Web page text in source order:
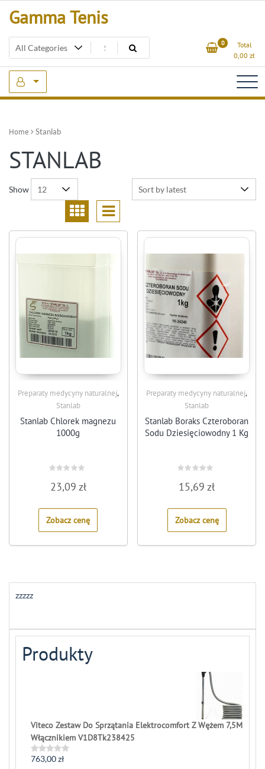
Gamma Tenis
0
Total
0,00 zł
Home Stanlab
STANLAB
Show
Preparaty medycyny naturalnej,
Stanlab
Stanlab Chlorek magnezu
1000g
0
out
5
23,09 zł
Zobacz cenę
Preparaty medycyny naturalnej,
Stanlab
Stanlab Boraks Czteroboran
Sodu Dziesięciowodny 1 Kg
0
out
5
15,69zł
Zobacz cenę
zzzzz
Produkty
Viteco Zestaw Do Sprzątania Elektrocomfort Z Wężem 7,5M
Włącznikiem V1D8Tk238425
Rated
763,00zł